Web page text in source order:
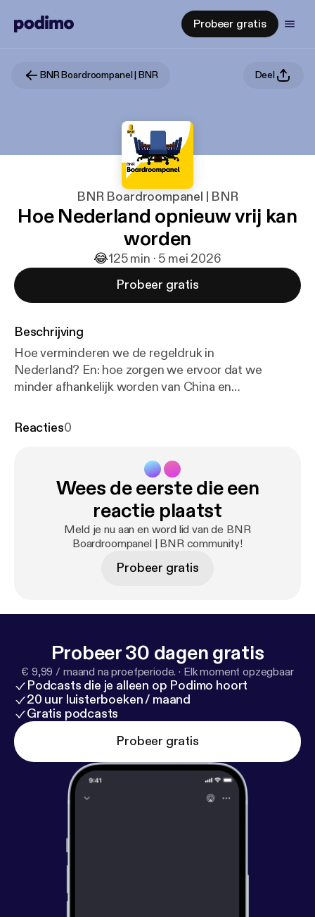
Probeer gratis
BNR Boardroompanel | BNR Deel
BNR Boardroompanel | BNR
Hoe Nederland opnieuw vrij kan
worden
😂125 min · 5 mei 2026
Probeer gratis
Beschrijving
Hoe verminderen we de regeldruk in
Nederland? En: hoe zorgen we ervoor dat we
minder afhankelijk worden van China en
het bevrijdingspanel met: -Inge Brakman, partner bij
Spanbandfabrikant See omnystudio.com/listener
https://omnystudio.com/listener] for privacy
information.
Reacties0
Wees de eerste die een
reactie plaatst
Meld je nu aan en word lid van de BNR
Boardroompanel | BNR community!
Probeer gratis
Probeer 30 dagen gratis
€ 9,99 / maand na proefperiode. · Elk moment opzegbaar
Podcasts die je alleen op Podimo hoort
20 uur luisterboeken / maand
Gratis podcasts
Probeer gratis